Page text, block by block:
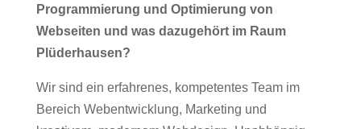
Programmierung und Optimierung von
Webseiten und was dazugehört im Raum
Plüderhausen?
Wir sind ein erfahrenes, kompetentes Team im
Bereich Webentwicklung, Marketing und